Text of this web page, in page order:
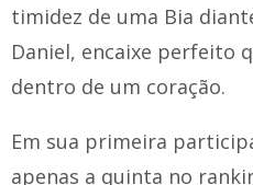
timidez de uma Bia
Daniel, encaixe perfeito
dentro de um coração.
Em sua primeira
apenas a quinta no